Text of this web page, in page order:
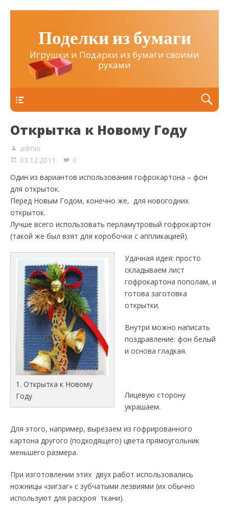
Поделки из бумаги
Игрушки и Подарки из бумаги своими
руками
Открытка к Новому Году
admin
03.12.2011
0
Один из вариантов использования гофрокартона – фон
для открыток.
Перед Новым Годом, конечно же, для новогодних
открыток.
Лучше всего использовать перламутровый гофрокартон
(такой же был взят для коробочки с аппликацией).
1. Открытка к Новому
Году
Удачная идея: просто
складываем лист
гофрокартона пополам, и
готова заготовка
открытки.
Внутри можно написать
поздравление: фон белый
и основа гладкая.
Лицевую сторону
украшаем.
Для этого, например, вырезаем из гофрированного
картона другого (подходящего) цвета прямоугольник
меньшего размера.
При изготовлении этих двух работ использовались
ножницы «зигзаг» с зубчатыми лезвиями (их обычно
используют для раскроя ткани).